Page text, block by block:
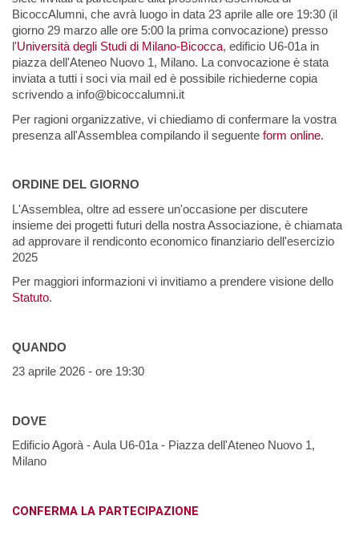
BicoccAlumni, che avrà luogo in data 23 aprile alle ore 19:30 (il
giorno 29 marzo alle ore 5:00 la prima convocazione) presso
l'Università degli Studi di Milano-Bicocca, edificio U6-01a in
piazza dell'Ateneo Nuovo 1, Milano. La convocazione è stata
inviata a tutti i soci via mail ed è possibile richiederne copia
scrivendo a info@bicoccalumni.it
Per ragioni organizzative, vi chiediamo di confermare la vostra
presenza all'Assemblea compilando il seguente form online.
ORDINE DEL GIORNO
L'Assemblea, oltre ad essere un'occasione per discutere
insieme dei progetti futuri della nostra Associazione, è chiamata
ad approvare il rendiconto economico finanziario dell'esercizio
2025
Per maggiori informazioni vi invitiamo a prendere visione dello
Statuto.
QUANDO
23 aprile 2026 - ore 19:30
DOVE
Edificio Agorà - Aula U6-01a - Piazza dell'Ateneo Nuovo 1,
Milano
CONFERMA LA PARTECIPAZIONE